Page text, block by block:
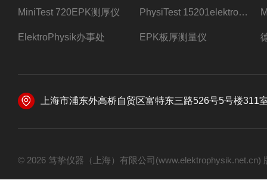
MiniTest 720EPK测厚仪 PhysiTest 15201elektrophysik测厚仪
ElektroPhysik办事处 EPK板厚测量仪
上海市浦东外高桥自贸区富特东三路526号5号楼311
© 2026 笃挚仪器（上海）有限公司